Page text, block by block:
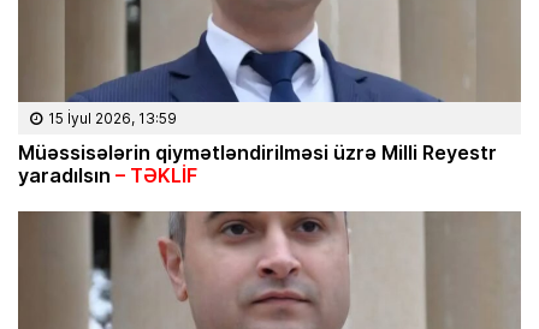
15 İyul 2026, 13:59
Müəssisələrin qiymətləndirilməsi üzrə Milli Reyestr
yaradılsın – TƏKLİF